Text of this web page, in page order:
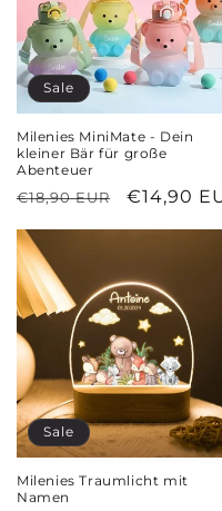
Sale
Milenies MiniMate - Dein
kleiner Bär für große
Abenteuer
Normaler
€18,90 EUR €14,90
Sale
Milenies Traumlicht mit
Namen